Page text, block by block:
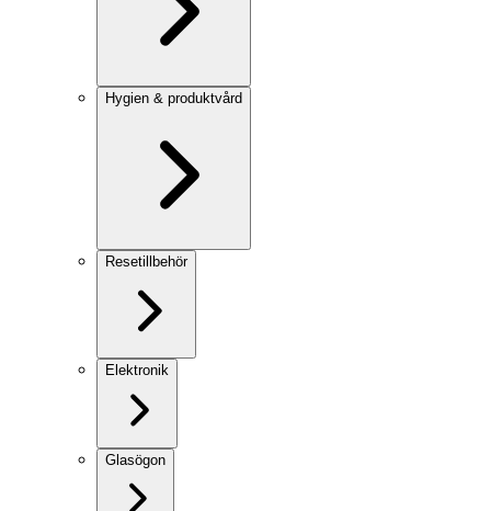
Hygien & produktvård
Resetillbehör
Elektronik
Glasögon